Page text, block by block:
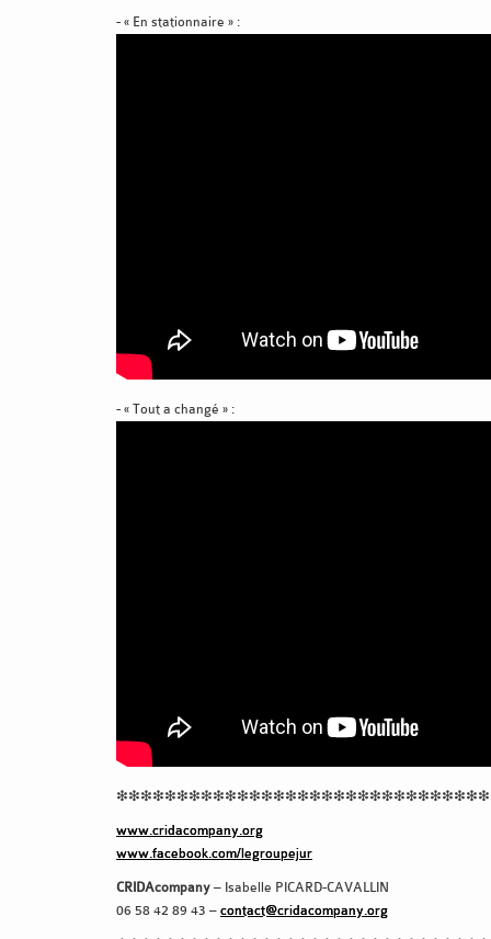
- « En stationnaire » :
- « Tout a changé » :
www.cridacompany.org
www.facebook.com/legroupejur
CRIDAcompany – Isabelle PICARD-CAVALLIN
06 58 42 89 43 – contact@cridacompany.org